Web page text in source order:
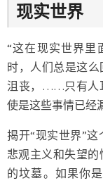
现实世界
“这在现实世界里
时，人们总是这
沮丧，……只有人
使是这些事情已经
揭开“现实世界”
悲观主义和失望
的坟墓。如果你